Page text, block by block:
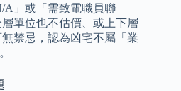
A」或「需致電職員聯
單位也不估價、或上下層
禁忌，認為凶宅不屬「業